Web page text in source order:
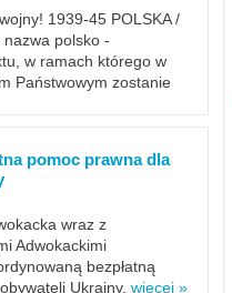
1939-45 POLSKA /
nazwa polsko -
w ramach którego w
Państwowym zostanie
pomoc prawna dla
wraz z
Adwokackimi
bezpłatną
Ukrainy. więcej »